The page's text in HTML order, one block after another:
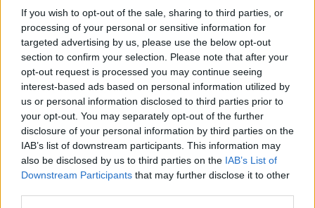
If you wish to opt-out of the sale, sharing to third parties, or
processing of your personal or sensitive information for
targeted advertising by us, please use the below opt-out
section to confirm your selection. Please note that after your
opt-out request is processed you may continue seeing
interest-based ads based on personal information utilized by
us or personal information disclosed to third parties prior to
your opt-out. You may separately opt-out of the further
disclosure of your personal information by third parties on the
IAB’s list of downstream participants. This information may
also be disclosed by us to third parties on the IAB’s List of
Downstream Participants that may further disclose it to other
ακολουθήθηκε και στους μεγαλύτερους
κινδύνουςπουαντιμετώπισε ηομάδα.
«Επιλέξαμε το είδος τηςστολήςτο οποίο
ήταν απαραίτητο, μεαναπνευστικές
συσκευέςκαι ειδικόεξοπλισμόκαι ειδικές
στολές. Μπήκαμε στο χώρο αφού
διασφαλίσαμε ότι ο διάδρομοςείναι
ασφαλής και μεταφέραμε τα θύματσα σε ένα
ασφαλή χώρο όπου έγινε η απολύμανσή
τους. Απολυμάνθηκε το προσωπικό που